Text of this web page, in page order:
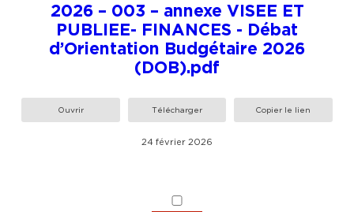
2026 – 003 – annexe VISEE ET
PUBLIEE- FINANCES - Débat
d’Orientation Budgétaire 2026
(DOB).pdf
Ouvrir Télécharger Copier le lien
24 février 2026